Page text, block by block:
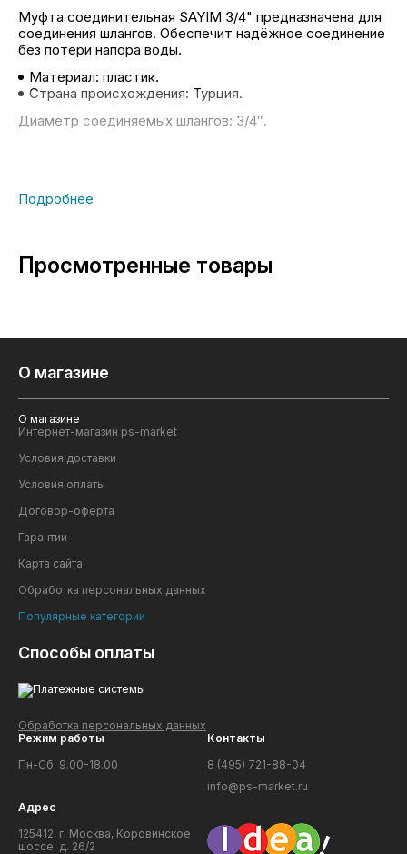
Муфта соединительная SAYIM 3/4" предназначена для
соединения шлангов. Обеспечит надёжное соединение
без потери напора воды.
Материал: пластик.
Страна происхождения: Турция.
Диаметр соединяемых шлангов: 3/4″.
Просмотренные товары
О магазине
О магазине
Интернет-магазин ps-market
Условия доставки
Условия оплаты
Договор-оферта
Гарантии
Карта сайта
Обработка персональных данных
Популярные категории
Способы оплаты
Обработка персональных данных
Режим работы
Пн-Сб: 9.00-18.00
Контакты
8 (495) 721-88-04
info@ps-market.ru
Адрес
125412, г. Москва, Коровинское
шоссе, д. 26/2